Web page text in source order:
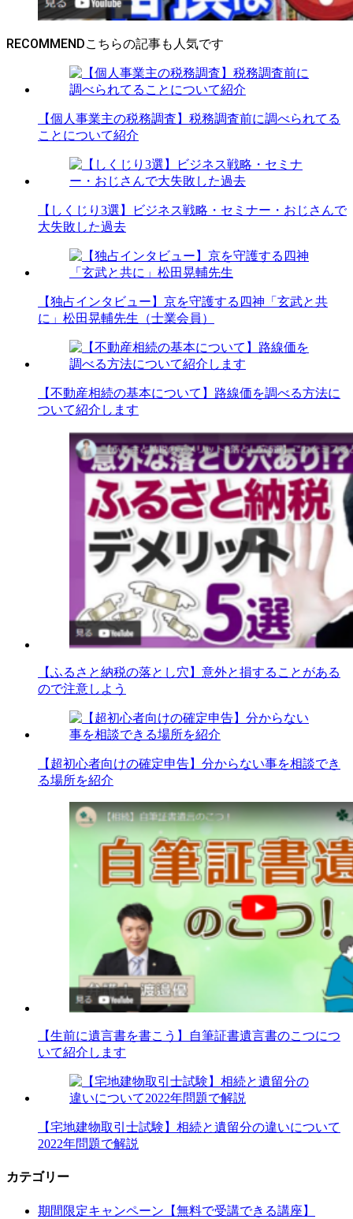
RECOMMEND
【個人事業主の税務調査】税務調査前に調べられてる
ことについて紹介
【しくじり3選】ビジネス戦略・セミナー・おじさんで
大失敗した過去
【独占インタビュー】京を守護する四神「玄武と共
に」松田晃輔先生（士業会員）
【不動産相続の基本について】路線価を調べる方法に
ついて紹介します
【ふるさと納税の落とし穴】意外と損することがある
ので注意しよう
【超初心者向けの確定申告】分からない事を相談でき
る場所を紹介
【生前に遺言書を書こう】自筆証書遺言書のこつにつ
いて紹介します
【宅地建物取引士試験】相続と遺留分の違いについて
2022年問題で解説
カテゴリー
期間限定キャンペーン【無料で受講できる講座】